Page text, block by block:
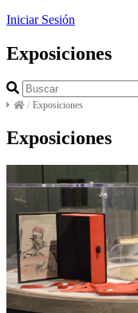
Iniciar Sesión
Exposiciones
/ Exposiciones
Exposiciones